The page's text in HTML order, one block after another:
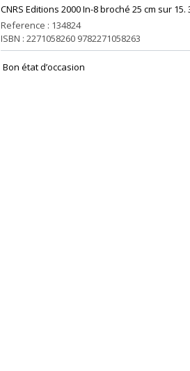
‎CNRS Editions 2000 In-8 broché 25 cm sur
Reference : 134824
ISBN : 2271058260 9782271058263
‎ Bon état d’occasion ‎